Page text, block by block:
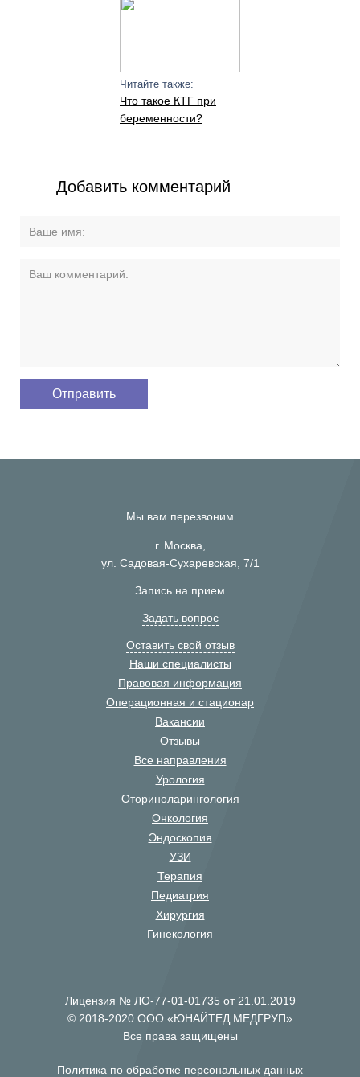
Читайте также:
Что такое КТГ при
беременности?
Добавить комментарий
Мы вам перезвоним
г. Москва,
ул. Садовая-Сухаревская, 7/1
Запись на прием
Задать вопрос
Оставить свой отзыв
Наши специалисты
Правовая информация
Операционная и стационар
Вакансии
Отзывы
Все направления
Урология
Оториноларингология
Онкология
Эндоскопия
УЗИ
Терапия
Педиатрия
Хирургия
Гинекология
Лицензия № ЛО-77-01-01735 от 21.01.2019
© 2018-2020 ООО «ЮНАЙТЕД МЕДГРУП»
Все права защищены
Политика по обработке персональных данных